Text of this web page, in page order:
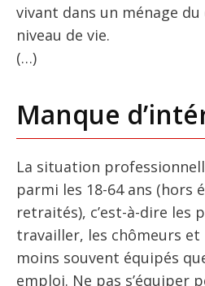
vivant dans un ménage
niveau de vie.
(…)
Manque
La situation
parmi les 18-64 ans (hors
retraités), c’est-à-dire les
travailler, les chômeurs
moins souvent équipés
emploi. Ne pas s’équiper